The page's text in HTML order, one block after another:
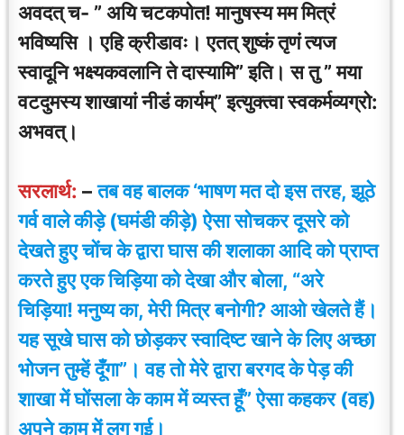
अवदत् च- ” अयि चटकपोत! मानुषस्य मम मित्रं
भविष्यसि । एहि क्रीडावः। एतत् शुष्कं तृणं त्यज
स्वादूनि भक्ष्यकवलानि ते दास्यामि” इति। स तु ” मया
वटदुमस्य शाखायां नीडं कार्यम्” इत्युक्त्वा स्वकर्मव्यग्रो:
अभवत्।
सरलार्थ: – तब वह बालक ‘भाषण मत दो इस तरह, झूठे
गर्व वाले कीड़े (घमंडी कीड़े) ऐसा सोचकर दूसरे को
देखते हुए चोंच के द्वारा घास की शलाका आदि को प्राप्त
करते हुए एक चिड़िया को देखा और बोला, “अरे
चिड़िया! मनुष्य का, मेरी मित्र बनोगी? आओ खेलते हैं।
यह सूखे घास को छोड़कर स्वादिष्ट खाने के लिए अच्छा
भोजन तुम्हें दूँगा”। वह तो मेरे द्वारा बरगद के पेड़ की
शाखा में घोंसला के काम में व्यस्त हूँ” ऐसा कहकर (वह)
अपने काम में लग गई।